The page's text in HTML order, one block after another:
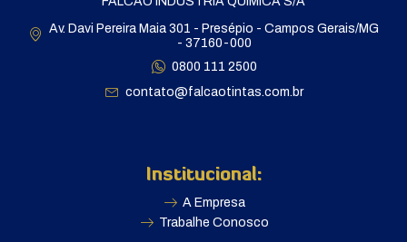
Av. Davi Pereira Maia 301 - Presépio - Campos Gerais/MG
- 37160-000
0800 111 2500
contato@falcaotintas.com.br
Institucional:
A Empresa
Trabalhe Conosco